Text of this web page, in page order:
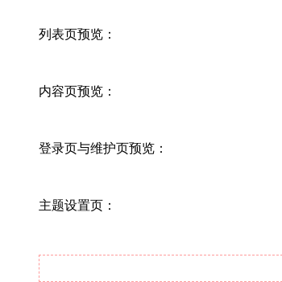
列表页预览：
内容页预览：
登录页与维护页预览：
主题设置页：